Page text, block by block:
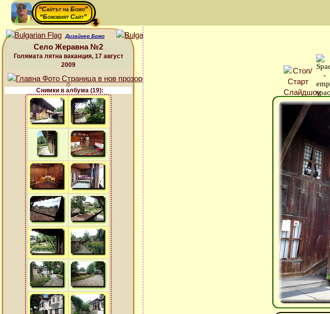
“Сайтът на Божо”
“Божовият Сайт”
Дизайнер Божо
Село Жеравна №2
Голямата лятна ваканция, 17 август
2009
Снимки в албума (19):